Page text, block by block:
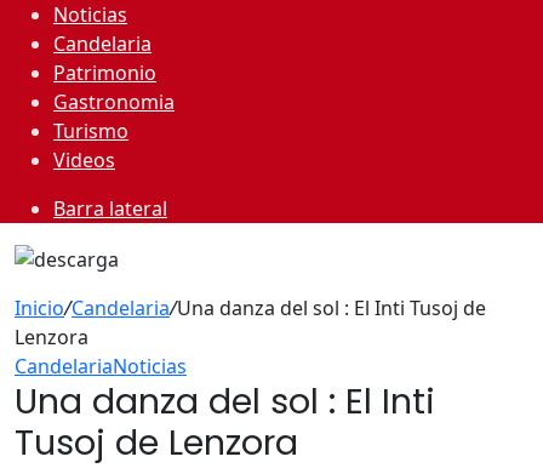
Noticias
Candelaria
Patrimonio
Gastronomia
Turismo
Videos
Barra lateral
Inicio/Candelaria/Una danza del sol : El Inti Tusoj de
Lenzora
CandelariaNoticias
Una danza del sol : El Inti
Tusoj de Lenzora